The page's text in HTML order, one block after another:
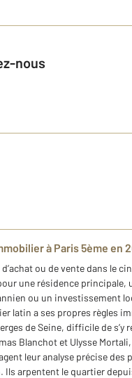
nous
à Paris 5ème en
ou de vente dans le
une résidence
ou un investissement
latin a ses propres règles
de Seine, difficile de s’y
Blanchot et Ulysse
leur analyse précise des
Ils arpentent le quartier